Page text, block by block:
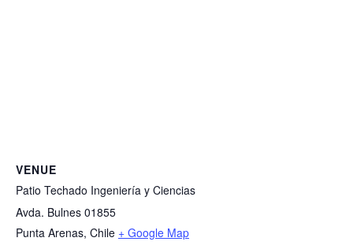
VENUE
Patio Techado Ingeniería y Ciencias
Avda. Bulnes 01855
Punta Arenas, Chile + Google Map